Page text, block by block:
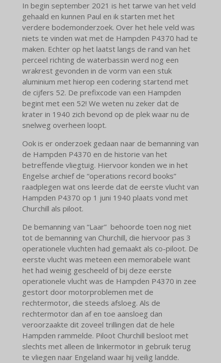
In begin september 2021 is het tarwe van het veld
gehaald en kunnen Paul en ik starten met het
verdere bodemonderzoek. Over het hele veld was
niets te vinden wat met de Hampden P4370 had te
maken. Echter op het laatst langs de rand van het
perceel richting de waterbassin werd nog een
wrakrest gevonden in de vorm van een stuk
aluminium met hierop een codering startend met
de cijfers 52. De prefixcode van een Hampden
begint met een 52! We weten nu zeker dat de
krater in 1940 zich bevond op de plek waar nu de
snelweg overheen loopt.
Ook is er onderzoek gedaan naar de bemanning van
de Hampden P4370 en de historie van het
betreffende vliegtuig. Hiervoor konden we in het
Engelse archief de “operations record books”
raadplegen wat ons leerde dat de eerste vlucht van
Hampden P4370 op 1 juni 1940 plaats vond met
Churchill als piloot.
De bemanning van “Laar” behoorde toen nog niet
tot de bemanning van Churchill, die hiervoor pas 3
operationele vluchten had gemaakt als co-piloot. De
eerste vlucht was meteen een memorabele want
het had weinig gescheeld of bij deze eerste
operationele vlucht was de Hampden P4370 in zee
gestort door motorproblemen met de
rechtermotor, die steeds afsloeg. Als de
rechtermotor dan af en toe aansloeg dan
veroorzaakte dit zoveel trillingen dat de hele
Hampden rammelde. Piloot Churchill besloot met
slechts met alleen de linkermotor in gebruik terug
te vliegen naar Engeland waar hij veilig landde.